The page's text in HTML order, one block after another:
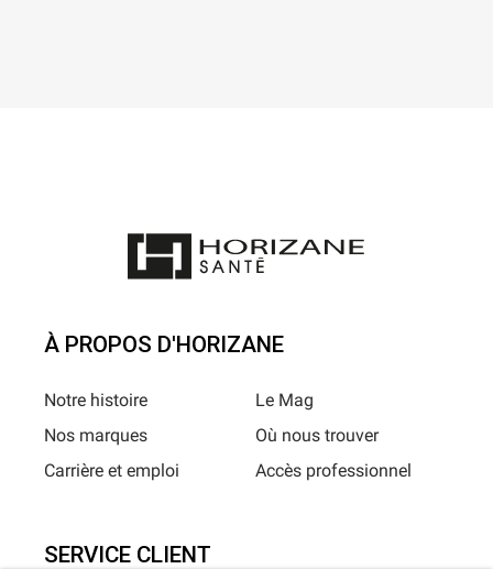
À PROPOS D'HORIZANE
Notre histoire
Nos marques
Carrière et emploi
Le Mag
Où nous trouver
Accès professionnel
SERVICE CLIENT